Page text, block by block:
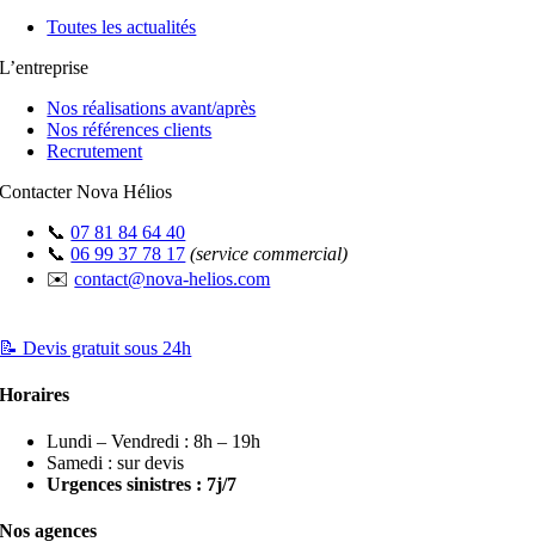
Toutes les actualités
L’entreprise
Nos réalisations avant/après
Nos références clients
Recrutement
Contacter Nova Hélios
📞07 81 84 64 40
📞06 99 37 78 17 (service commercial)
✉️contact@nova-helios.com
📝 Devis gratuit sous 24h
Horaires
Lundi – Vendredi : 8h – 19h
Samedi : sur devis
Urgences sinistres : 7j/7
Nos agences